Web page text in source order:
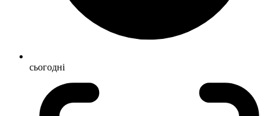
сьогодні